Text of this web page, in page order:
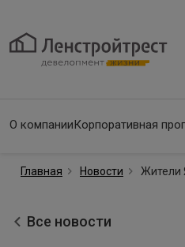
О компанииКорпоративная
Главная Новости Жители
Все новости